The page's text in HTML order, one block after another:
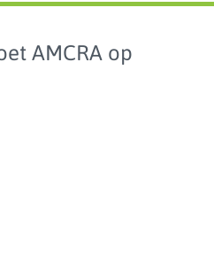
AMCRA op